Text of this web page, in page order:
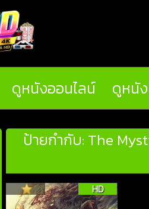
ดูหนังออนไลน์ ดูหนั
ป้ายกำกับ: The
HD